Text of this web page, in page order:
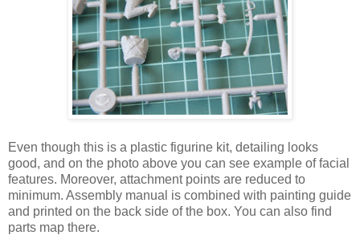
Even though this is a plastic figurine kit, detailing looks
good, and on the photo above you can see example of facial
features. Moreover, attachment points are reduced to
minimum. Assembly manual is combined with painting guide
and printed on the back side of the box. You can also find
parts map there.